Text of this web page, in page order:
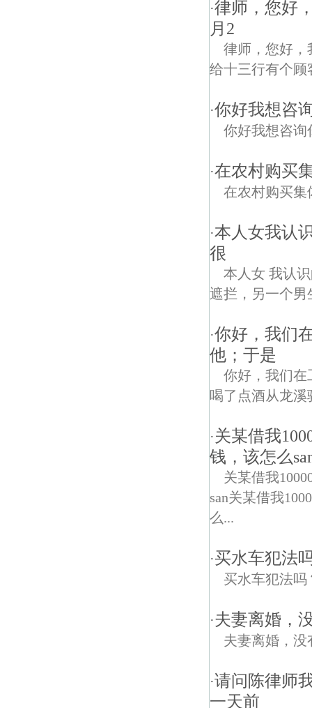
·律师，您好
月2
律师，您好，
给十三行有个顾
·你好我想咨
你好我想咨询
·在农村购买
在农村购买集
·本人女我认
很
本人女 我认
遮拦，另一个男
·你好，我们
他；于是
你好，我们在
喝了点酒从龙
·关某借我
钱，该怎么
关某借我
san关某借我
么...
·买水车犯法
买水车犯法吗
·夫妻离婚，
夫妻离婚，
·请问陈律师
一天前